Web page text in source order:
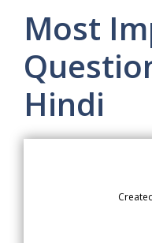
k
p
p
Most
Hindi